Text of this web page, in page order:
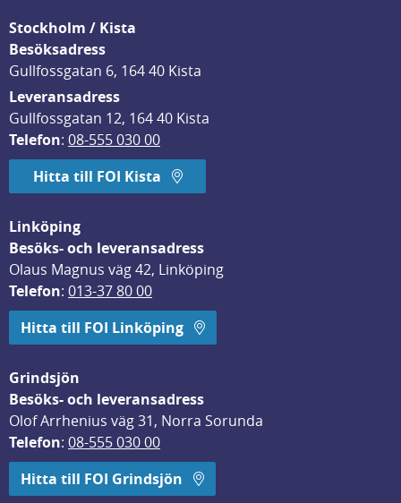
Stockholm / Kista
Besöksadress
Gullfossgatan 6, 164 40 Kista
Leveransadress
Gullfossgatan 12, 164 40 Kista
Telefon: 08-555 030 00
Hitta till FOI Kista
Linköping
Besöks- och leveransadress
Olaus Magnus väg 42, Linköping
Telefon: 013-37 80 00
Hitta till FOI Linköping
Grindsjön
Besöks- och leveransadress
Olof Arrhenius väg 31, Norra Sorunda
Telefon: 08-555 030 00
Hitta till FOI Grindsjön